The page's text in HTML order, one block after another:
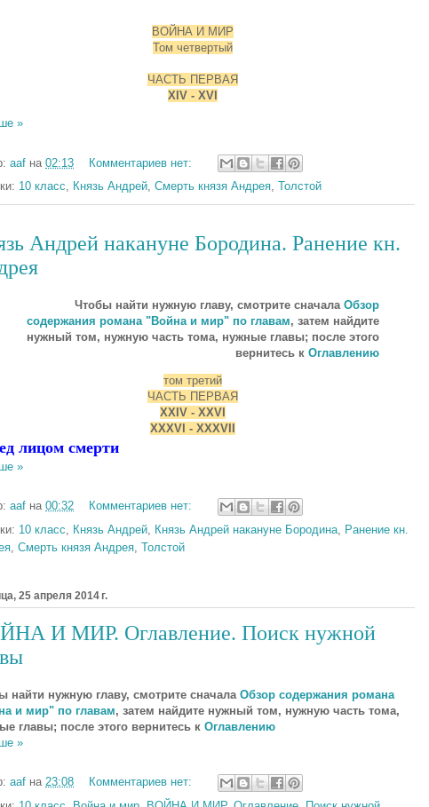
ВОЙНА И МИР
Том четвертый
ЧАСТЬ ПЕРВАЯ
XIV - XVI
»
aaf на 02:13
Комментариев нет:
10 класс, Князь Андрей, Смерть князя Андрея, Толстой
Андрей накануне Бородина. Ранение кн.
Чтобы найти нужную главу, смотрите сначала Обзор
содержания романа "Война и мир" по главам, затем найдите
нужный том, нужную часть тома, нужные главы; после этого
вернитесь к Оглавлению
том третий
ЧАСТЬ ПЕРВАЯ
XXIV - XXVI
XXXVI - XXXVII
лицом смерти
»
aaf на 00:32
Комментариев нет:
10 класс Князь Андрей Князь Андрей накануне Бородина
Ранение кн.
Смерть князя Андрея Толстой
25 апреля 2014 г.
И МИР. Оглавление. Поиск нужной
найти нужную главу, смотрите сначала Обзор содержания романа
и мир" по главам, затем найдите нужный том, нужную часть тома,
главы; после этого вернитесь к Оглавлению
»
aaf на 23:08
Комментариев нет: